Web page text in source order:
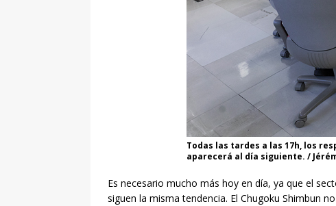
Todas las tardes a las 17h, los
aparecerá al día siguiente. /
Es necesario mucho más hoy en día, ya que el
siguen la misma tendencia. El Chugoku Shimbun